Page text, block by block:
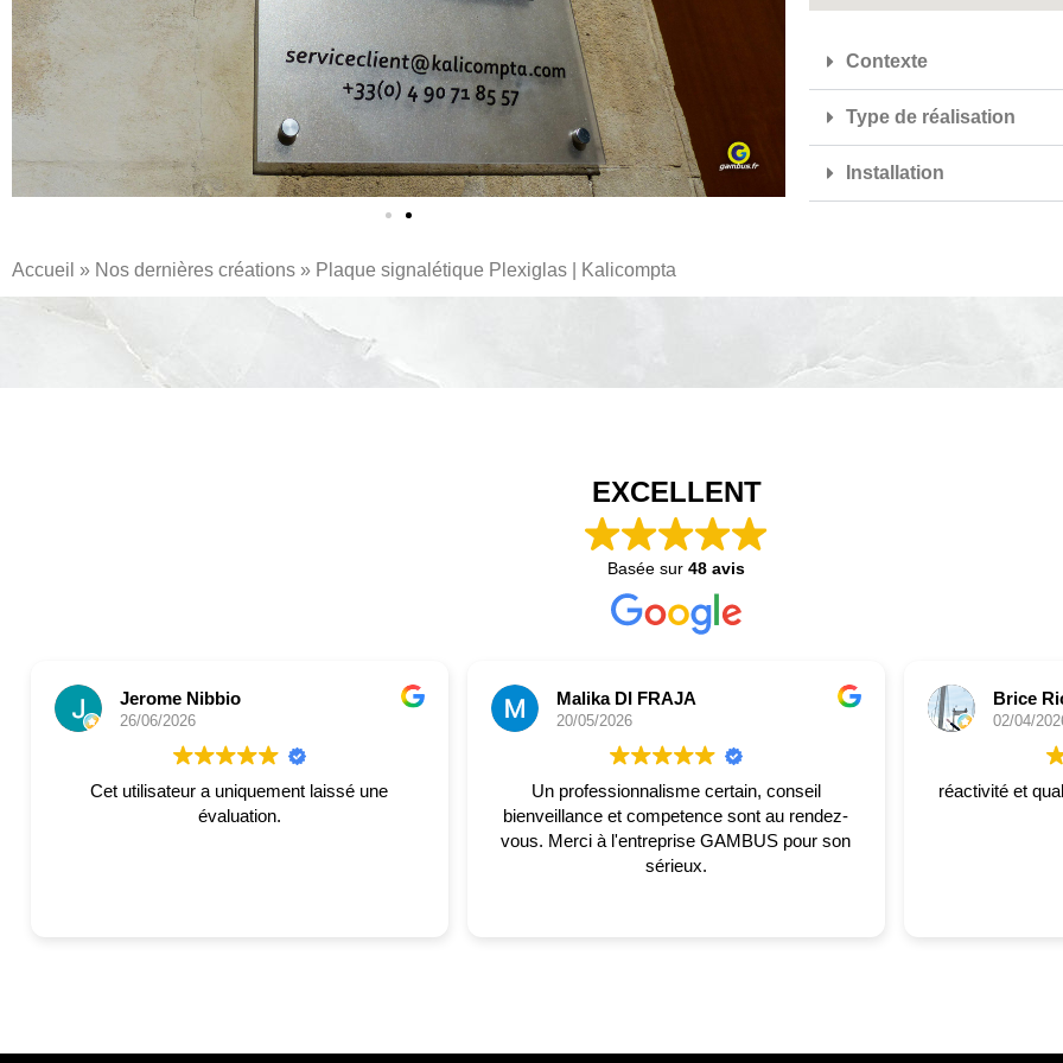
Contexte
Type de réalisation
Installation
Accueil » Nos dernières créations » Plaque signalétique Plexiglas | Kalicompta
EXCELLENT
Basée sur 48 avis
Jerome Nibbio
26/06/2026
Cet utilisateur a uniquement laissé une
évaluation.
Malika DI FRAJA
20/05/2026
Un professionnalisme certain, conseil
bienveillance et competence sont au rendez-
vous. Merci à l'entreprise GAMBUS pour son
sérieux.
Brice
02/04/
réactivité et